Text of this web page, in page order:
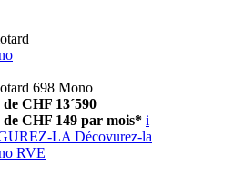
698 Mono
CHF 13´590
CHF 149 par mois* i
LA Décovurez-la
RVE